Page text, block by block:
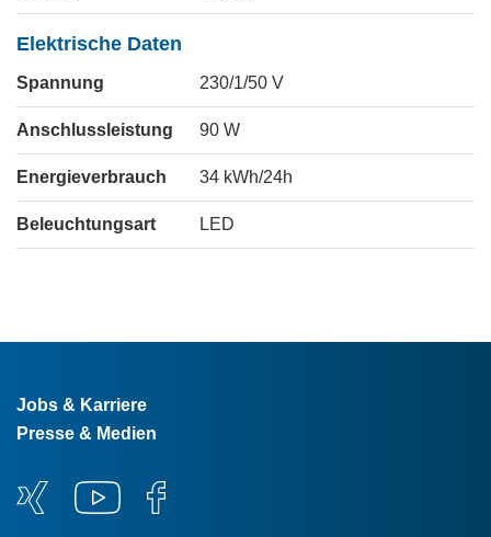
Elektrische Daten
Spannung 230/1/50 V
Anschlussleistung 90 W
Energieverbrauch 34 kWh/24h
Beleuchtungsart LED
Jobs & Karriere
Presse & Medien